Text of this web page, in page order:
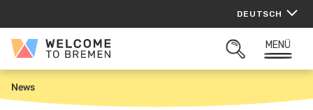
springen
DEUTSCH
Welcome
SUCHFELD
MENÜ
S
t
News